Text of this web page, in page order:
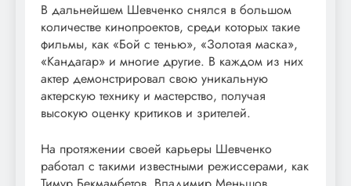
В дальнейшем Шевченко снялся в большом
количестве кинопроектов, среди которых такие
фильмы, как «Бой с тенью», «Золотая маска»,
«Кандагар» и многие другие. В каждом из них
актер демонстрировал свою уникальную
актерскую технику и мастерство, получая
высокую оценку критиков и зрителей.
На протяжении своей карьеры Шевченко
работал с такими известными режиссерами, как